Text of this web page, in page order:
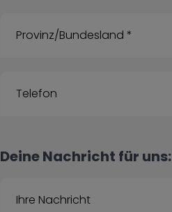
Deine Nachricht für uns: